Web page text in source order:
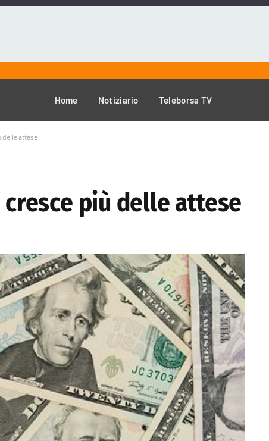
Home Notiziario Teleborsa TV
delle attese
più delle attese